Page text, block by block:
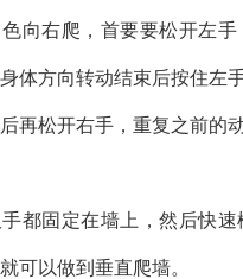
向右爬，首要要松开左
体方向转动结束后按住左手
再松开右手，重复之前的动
都固定在墙上，然后快
可以做到垂直爬墙。